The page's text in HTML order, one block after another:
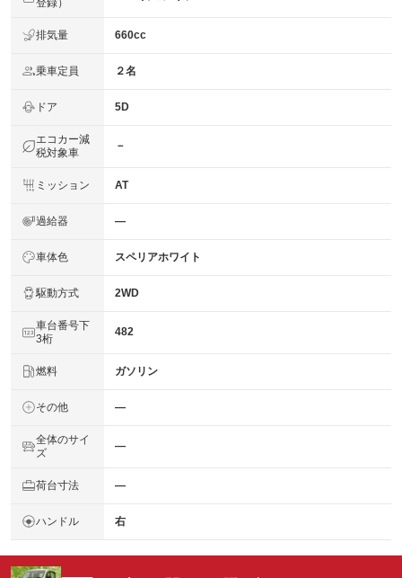
登録）
排気量 660cc
乗車定員 ２名
ドア 5D
エコカー減
税対象車
－
ミッション AT
過給器 ―
車体色 スペリアホワイト
駆動方式 2WD
車台番号下
3桁
482
燃料 ガソリン
その他 ―
全体のサイ
ズ
―
荷台寸法 ―
ハンドル 右